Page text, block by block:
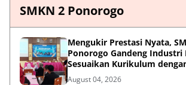
SMKN 2 Ponorogo
Mengukir Prestasi Nyata,
Ponorogo Gandeng Industri
Sesuaikan Kurikulum
Dunia Kerja
August 04, 2026